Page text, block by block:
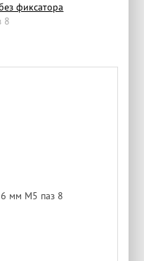
фиксатора
8